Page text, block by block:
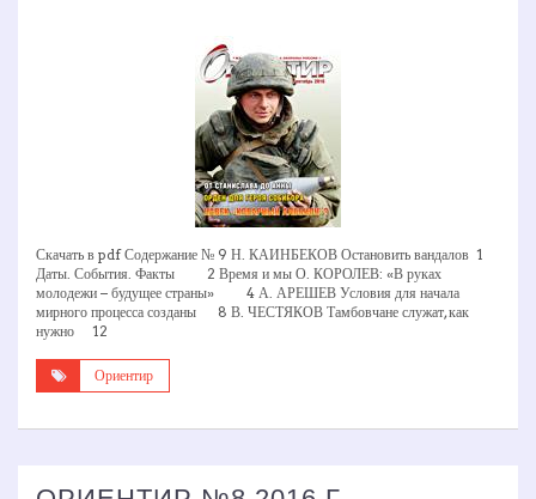
Скачать в pdf Содержание № 9 Н. КАИНБЕКОВ Остановить вандалов 1
Даты. События. Факты 2 Время и мы О. КОРОЛЕВ: «В руках
молодежи – будущее страны» 4 А. АРЕШЕВ Условия для начала
мирного процесса созданы 8 В. ЧЕСТЯКОВ Тамбовчане служат, как
нужно 12
Ориентир